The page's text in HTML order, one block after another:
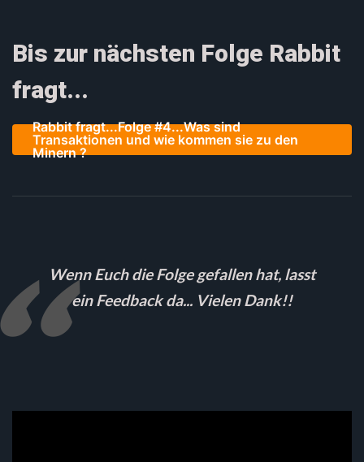
Bis zur nächsten Folge Rabbit
fragt...
Rabbit fragt...Folge #4...Was sind
Transaktionen und wie kommen sie zu den
Minern ?
Wenn Euch die Folge gefallen hat, lasst
ein Feedback da... Vielen Dank!!